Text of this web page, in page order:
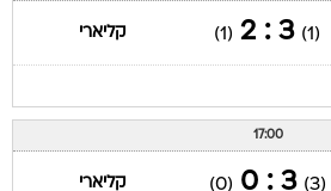
(1)
3 : 2
(1) קליארי
17:00
(3)
3 : 0
(0) קליארי